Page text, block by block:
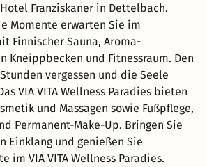
Franziskaner in Dettelbach.
Momente erwarten Sie im
Finnischer Sauna, Aroma-
Kneippbecken und Fitnessraum. Den
vergessen und die Seele
VIA VITA Wellness Paradies bieten
und Massagen sowie Fußpflege,
Permanent-Make-Up. Bringen Sie
Einklang und genießen Sie
im VIA VITA Wellness Paradies.